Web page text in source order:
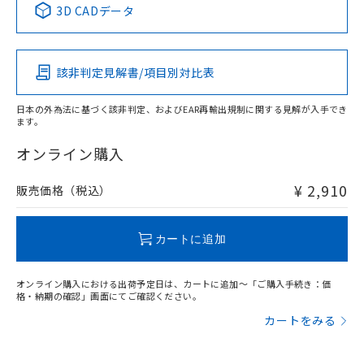
Pb Hg Cd Cr(VI)
O
在庫等で未対応品が混在する可能性があります。
問い合わせください。
この製品の規格認証/適合状況ページへ
その他の認証はこちらのページからご検索ください
3D CADデータ
該非判定見解書/項目別対比表
日本の外為法に基づく該非判定、およびEAR再輸出規制に関する見解が入手でき
ます。
オンライン購入
販売価格（税込） ¥ 2,910
カートに追加
オンライン購入における出荷予定日は、カートに追加～「ご購入手続き：価
格・納期の確認」画面にてご確認ください。
カートをみる